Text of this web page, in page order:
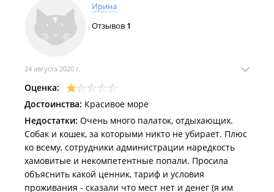
Ирина
Отзывов 1
24 августа 2020 г.
Оценка:
Достоинства: Красивое море
Недостатки: Очень много палаток, отдыхающих.
Собак и кошек, за которыми никто не убирает. Плюс
ко всему, сотрудники администрации наредкость
хамовитые и некомпетентные попали. Просила
объяснить какой ценник, тариф и условия
проживания - сказали что мест нет и денег (я им